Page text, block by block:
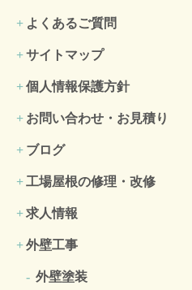
よくあるご質問
サイトマップ
個人情報保護方針
お問い合わせ・お見積り
ブログ
工場屋根の修理・改修
求人情報
外壁工事
外壁塗装